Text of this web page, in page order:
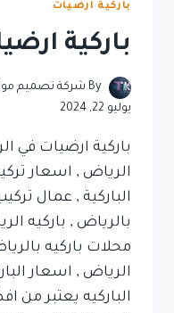
باركية ارضيات
باركية
By شركة تصميم
يوليو 22, 2024
باركية ارضيات في
الرياض , اسعار
الباركية , عمال
بالرياض , باركيه
محلات باركيه
الرياض , اسعار
الباركيه يعتبر من